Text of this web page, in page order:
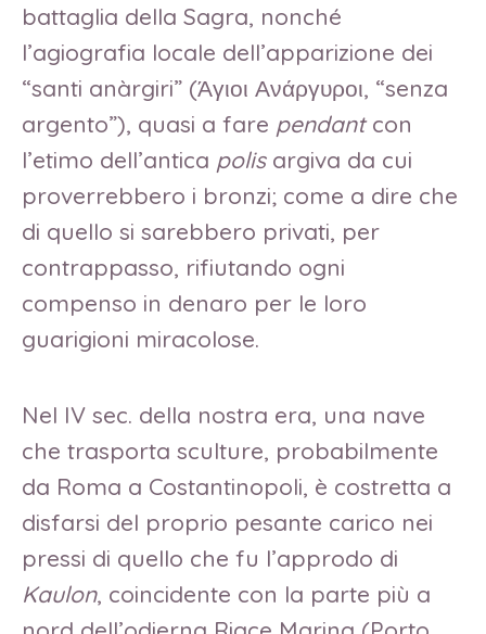
battaglia della Sagra, nonché
l’agiografia locale dell’apparizione dei
“santi anàrgiri” (Άγιοι Ανάργυροι, “senza
argento”), quasi a fare pendantcon
l’etimo dell’antica polisargiva da cui
proverrebbero i bronzi; come a dire che
di quello si sarebbero privati, per
contrappasso, rifiutando ogni
compenso in denaro per le loro
guarigioni miracolose.
Nel IV sec. della nostra era, una nave
che trasporta sculture, probabilmente
da Roma a Costantinopoli, è costretta a
disfarsi del proprio pesante carico nei
pressi di quello che fu l’approdo di
Kaulon, coincidente con la parte più a